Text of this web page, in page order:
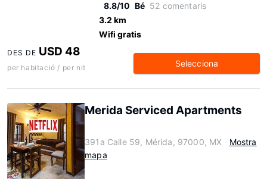
8.8/10 Bé 52 comentaris
3.2 km
Wifi gratis
DES DE USD 48
per habitació / per nit Selecciona
Merida Serviced Apartments
391a Calle 59, Mérida, 97000, MX
Mostra
mapa